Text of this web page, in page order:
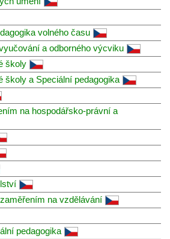
volného času
a odborného výcviku
školy
školy a Speciální pedagogika
na hospodářsko-právní a
na vzdělávání
pedagogika